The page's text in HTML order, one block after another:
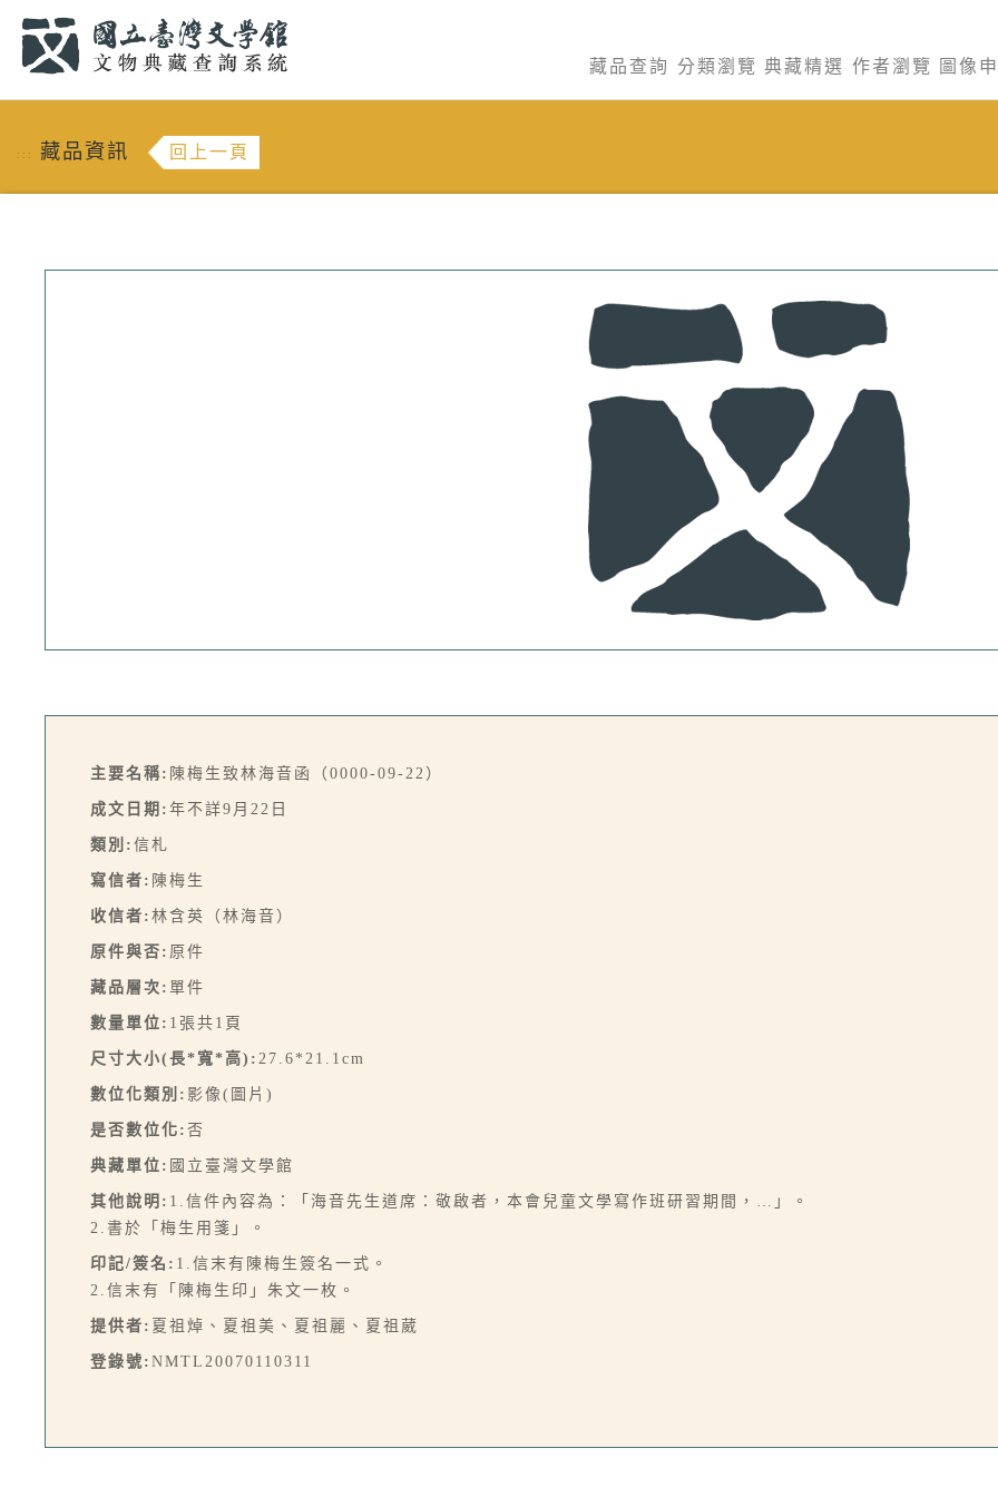
藏品查詢 分類瀏覽 典藏精選 作者瀏覽 圖像
::: 藏品資訊 回上一頁
主要名稱: 陳梅生致林海音函（0000-09-22）
成文日期: 年不詳9月22日
類別: 信札
寫信者: 陳梅生
收信者: 林含英（林海音）
原件與否: 原件
藏品層次: 單件
數量單位: 1張共1頁
尺寸大小(長*寬*高): 27.6*21.1cm
數位化類別: 影像(圖片)
是否數位化: 否
典藏單位: 國立臺灣文學館
其他說明: 1.信件內容為：「海音先生道席：敬啟者，本會兒童文學寫作班研習期間，…」。
2.書於「梅生用箋」。
印記/簽名: 1.信末有陳梅生簽名一式。
2.信末有「陳梅生印」朱文一枚。
提供者: 夏祖焯、夏祖美、夏祖麗、夏祖葳
登錄號: NMTL20070110311